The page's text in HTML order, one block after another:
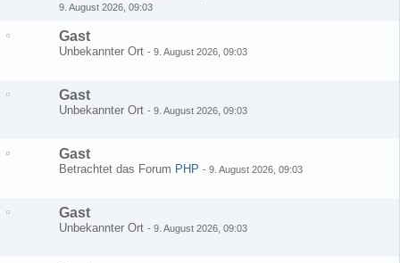
9. August 2026, 09:03
Gast
Unbekannter Ort - 9. August 2026, 09:03
Gast
Unbekannter Ort - 9. August 2026, 09:03
Gast
Betrachtet das Forum PHP - 9. August 2026, 09:03
Gast
Unbekannter Ort - 9. August 2026, 09:03